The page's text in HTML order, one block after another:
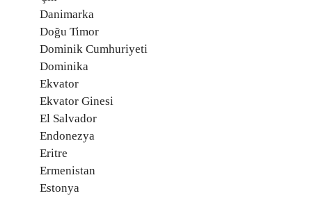
Danimarka
Doğu Timor
Dominik Cumhuriyeti
Dominika
Ekvator
Ekvator Ginesi
El Salvador
Endonezya
Eritre
Ermenistan
Estonya